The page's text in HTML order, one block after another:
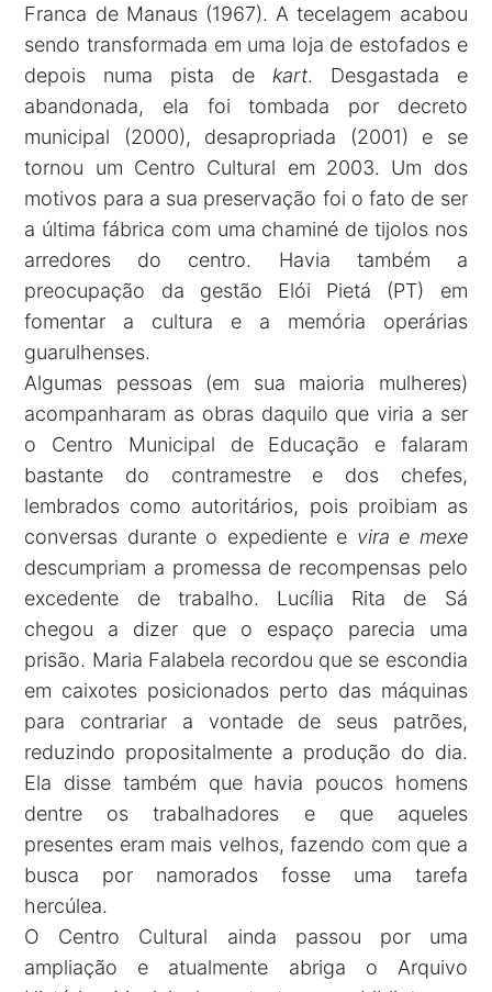
Franca de Manaus (1967). A tecelagem acabou
sendo transformada em uma loja de estofados e
depois numa pista de kart. Desgastada e
abandonada, ela foi tombada por decreto
municipal (2000), desapropriada (2001) e se
tornou um Centro Cultural em 2003. Um dos
motivos para a sua preservação foi o fato de ser
a última fábrica com uma chaminé de tijolos nos
arredores do centro. Havia também a
preocupação da gestão Elói Pietá (PT) em
fomentar a cultura e a memória operárias
guarulhenses.
Algumas pessoas (em sua maioria mulheres)
acompanharam as obras daquilo que viria a ser
o Centro Municipal de Educação e falaram
bastante do contramestre e dos chefes,
lembrados como autoritários, pois proibiam as
conversas durante o expediente e vira e mexe
descumpriam a promessa de recompensas pelo
excedente de trabalho. Lucília Rita de Sá
chegou a dizer que o espaço parecia uma
prisão. Maria Falabela recordou que se escondia
em caixotes posicionados perto das máquinas
para contrariar a vontade de seus patrões,
reduzindo propositalmente a produção do dia.
Ela disse também que havia poucos homens
dentre os trabalhadores e que aqueles
presentes eram mais velhos, fazendo com que a
busca por namorados fosse uma tarefa
hercúlea.
O Centro Cultural ainda passou por uma
ampliação e atualmente abriga o Arquivo